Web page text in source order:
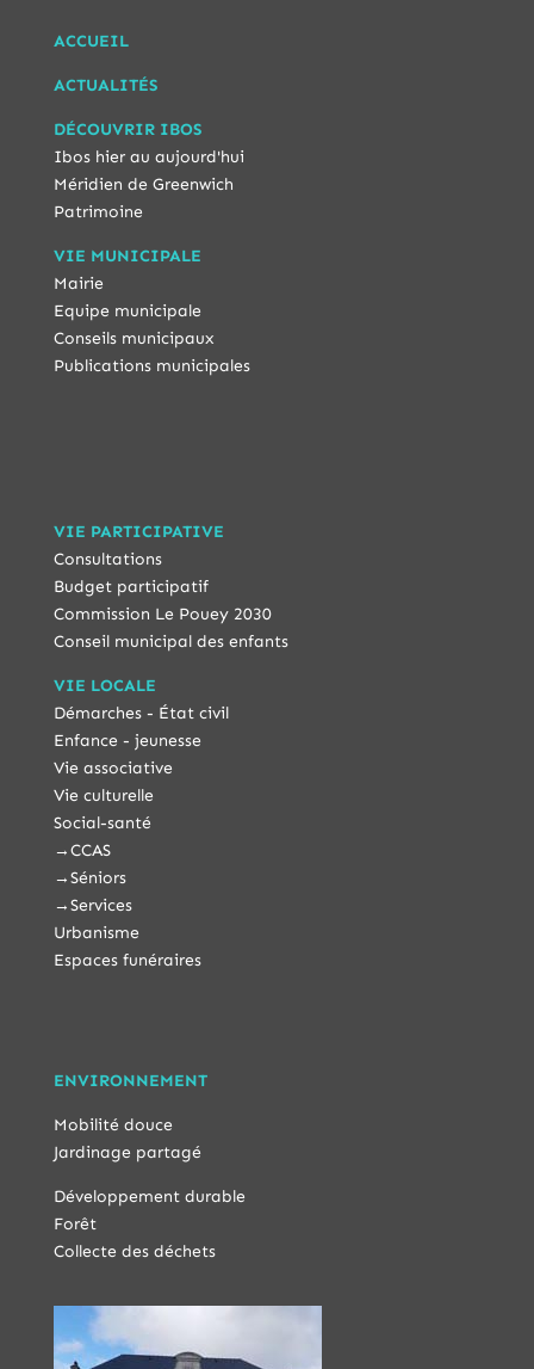
ACCUEIL
ACTUALITÉS
DÉCOUVRIR IBOS
Ibos hier au aujourd'hui
Méridien de Greenwich
Patrimoine
VIE MUNICIPALE
Mairie
Equipe municipale
Conseils municipaux
Publications municipales
VIE PARTICIPATIVE
Consultations
Budget participatif
Commission Le Pouey 2030
Conseil municipal des enfants
VIE LOCALE
Démarches - État civil
Enfance - jeunesse
Vie associative
Vie culturelle
Social-santé
→CCAS
→Séniors
→Services
Urbanisme
Espaces funéraires
ENVIRONNEMENT
Mobilité douce
Jardinage partagé
Développement durable
Forêt
Collecte des déchets